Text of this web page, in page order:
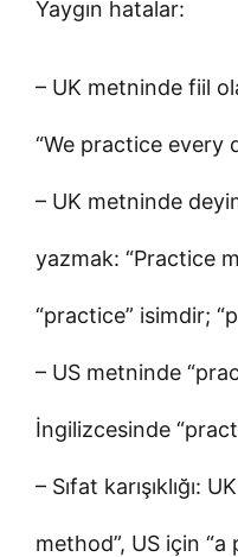
Yaygın hatalar:
– UK metninde fiil
“We practice every
– UK metninde
yazmak: “Practice
“practice” isimdir;
– US metninde
İngilizcesinde
– Sıfat karışıklığı:
method”, US için